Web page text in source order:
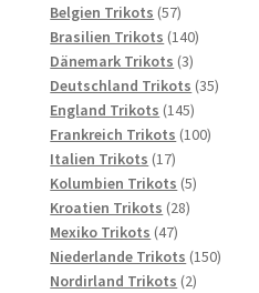
Belgien Trikots 5757
Produkte
Brasilien Trikots 140140
Dänemark Trikots 33
Produkte
Deutschland Trikots 3535
England Trikots 145145
Produkte
Frankreich Trikots 100100
Italien Trikots 1717
Produkte
Kolumbien Trikots 55
Kroatien Trikots 2828
Mexiko Trikots 4747
Produkte
Niederlande Trikots 150150
Nordirland Trikots 22